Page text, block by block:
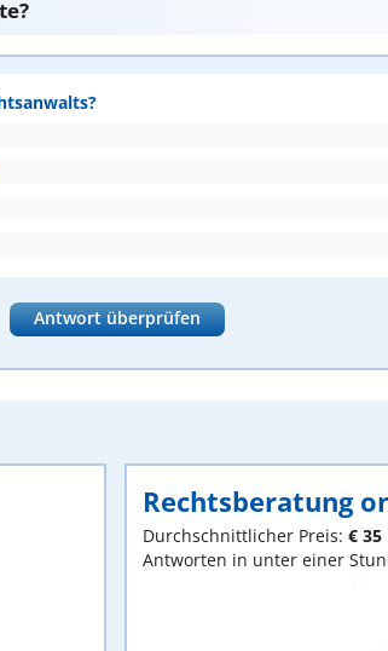
Antwort überprüfen
Rechtsberatung
Durchschnittlicher Preis: € 35
Antworten in unter einer